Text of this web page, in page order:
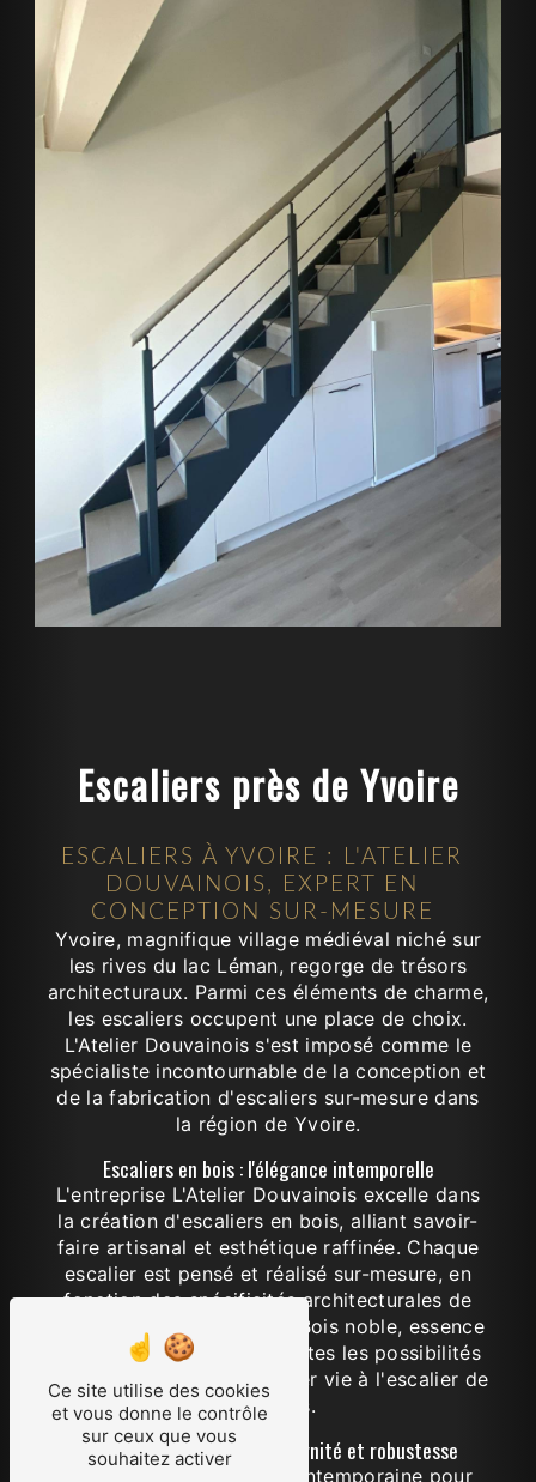
Escaliers près de Yvoire
ESCALIERS À YVOIRE : L'ATELIER
DOUVAINOIS, EXPERT EN
CONCEPTION SUR-MESURE
Yvoire, magnifique village médiéval niché sur
les rives du lac Léman, regorge de trésors
architecturaux. Parmi ces éléments de charme,
les escaliers occupent une place de choix.
L'Atelier Douvainois s'est imposé comme le
spécialiste incontournable de la conception et
de la fabrication d'escaliers sur-mesure dans
la région de Yvoire.
Escaliers en bois : l'élégance intemporelle
L'entreprise L'Atelier Douvainois excelle dans
la création d'escaliers en bois, alliant savoir-
faire artisanal et esthétique raffinée. Chaque
escalier est pensé et réalisé sur-mesure, en
fonction des spécificités architecturales de
votre habitation à Yvoire. Bois noble, essence
exotique ou bois local, toutes les possibilités
s'offrent à vous pour donner vie à l'escalier de
vos rêves.
Escaliers métalliques : modernité et robustesse
En quête d'une touche contemporaine pour
Ce site utilise des cookies
et vous donne le contrôle
sur ceux que vous
souhaitez activer